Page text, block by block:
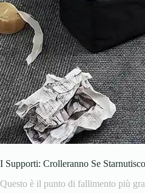
I Supporti: Crolleranno Se
Questo è il punto di fallimento più